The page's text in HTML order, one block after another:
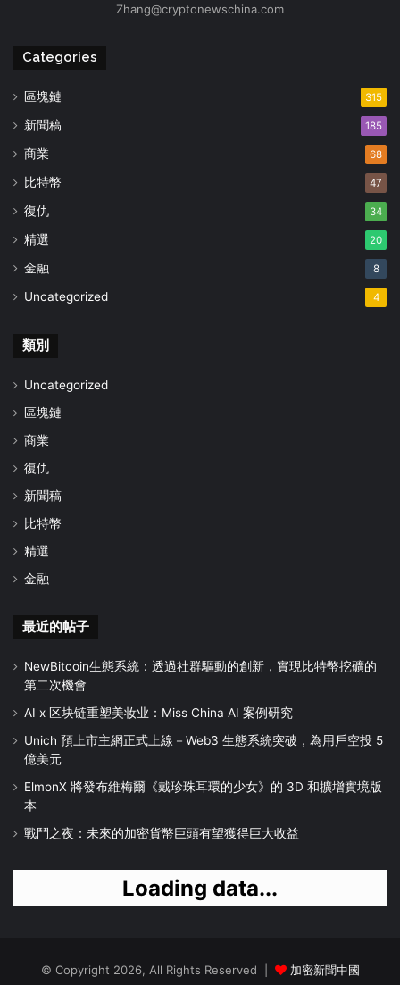
Zhang@cryptonewschina.com
Categories
區塊鏈 315
新聞稿 185
商業 68
比特幣 47
復仇 34
精選 20
金融 8
Uncategorized 4
類別
Uncategorized
區塊鏈
商業
復仇
新聞稿
比特幣
精選
金融
最近的帖子
NewBitcoin生態系統：透過社群驅動的創新，實現比特幣挖礦的
第二次機會
AI x 区块链重塑美妆业：Miss China AI 案例研究
Unich 預上市主網正式上線－Web3 生態系統突破，為用戶空投 5
億美元
ElmonX 將發布維梅爾《戴珍珠耳環的少女》的 3D 和擴增實境版
本
戰鬥之夜：未來的加密貨幣巨頭有望獲得巨大收益
Loading data...
© Copyright 2026, All Rights Reserved | 加密新聞中國